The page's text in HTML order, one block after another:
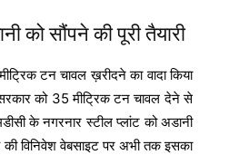
को सौंपने की पूरी तैयारी
टन चावल ख़रीदने का वादा किया
सरकार को 35 मीट्रिक टन चावल देने से
के नगरनार स्टील प्लांट को अडानी
की विनिवेश वेबसाइट पर अभी तक इसका